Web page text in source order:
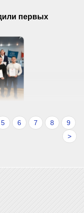
первых
5 6 7 8
9
>